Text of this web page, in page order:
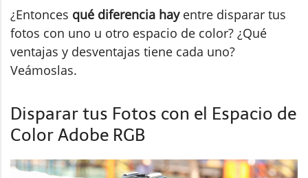
¿Entonces qué diferencia hayentre disparar tus
fotos con uno u otro espacio de color? ¿Qué
ventajas y desventajas tiene cada uno?
Veámoslas.
Disparar tus Fotos con el Espacio de
Color Adobe RGB